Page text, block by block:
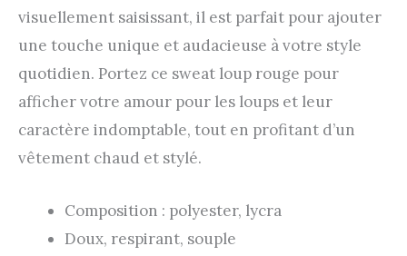
visuellement saisissant, il est parfait pour ajouter
une touche unique et audacieuse à votre style
quotidien. Portez ce sweat loup rouge pour
afficher votre amour pour les loups et leur
caractère indomptable, tout en profitant d’un
vêtement chaud et stylé.
Composition : polyester, lycra
Doux, respirant, souple